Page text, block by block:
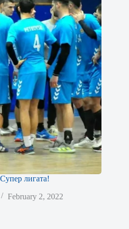
лигата!
February 2, 2022